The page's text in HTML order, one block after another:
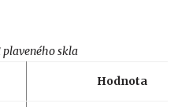
skla
Hodnota